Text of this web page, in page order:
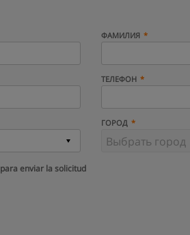
ФАМИЛИЯ
ТЕЛЕФОН
ГОРОД
para enviar la solicitud